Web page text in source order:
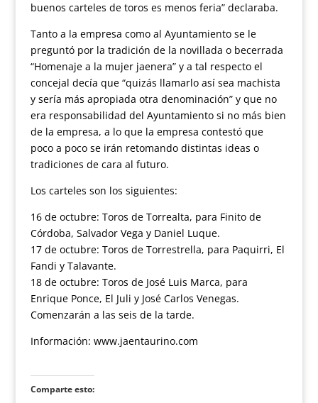
buenos carteles de toros es menos feria” declaraba.
Tanto a la empresa como al Ayuntamiento se le
preguntó por la tradición de la novillada o becerrada
“Homenaje a la mujer jaenera” y a tal respecto el
concejal decía que “quizás llamarlo así sea machista
y sería más apropiada otra denominación” y que no
era responsabilidad del Ayuntamiento si no más bien
de la empresa, a lo que la empresa contestó que
poco a poco se irán retomando distintas ideas o
tradiciones de cara al futuro.
Los carteles son los siguientes:
16 de octubre: Toros de Torrealta, para Finito de
Córdoba, Salvador Vega y Daniel Luque.
17 de octubre: Toros de Torrestrella, para Paquirri, El
Fandi y Talavante.
18 de octubre: Toros de José Luis Marca, para
Enrique Ponce, El Juli y José Carlos Venegas.
Comenzarán a las seis de la tarde.
Información: www.jaentaurino.com
Comparte esto: